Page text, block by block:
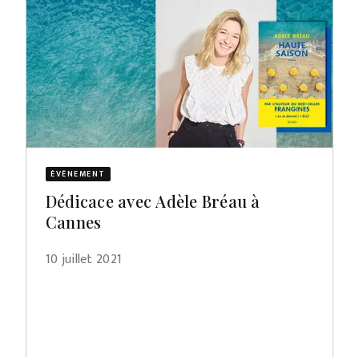
ÉVÈNEMENT
Dédicace avec Adèle Bréau à
Cannes
10 juillet 2021